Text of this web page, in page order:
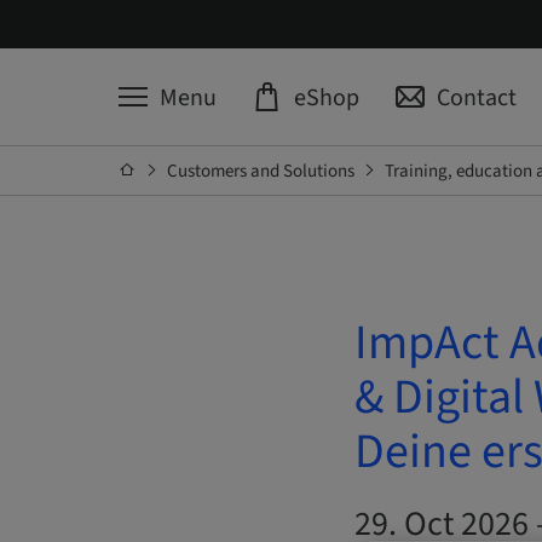
Menu eShop Contact
Customers and Solutions Training, education
ImpAct
&
Deine
29. Oct